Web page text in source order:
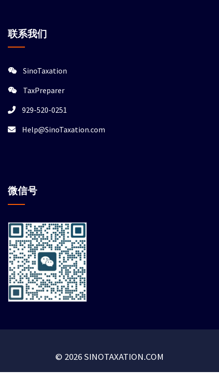
联系我们
SinoTaxation
TaxPreparer
929-520-0251
Help@SinoTaxation.com
微信号
© 2026 SINOTAXATION.COM